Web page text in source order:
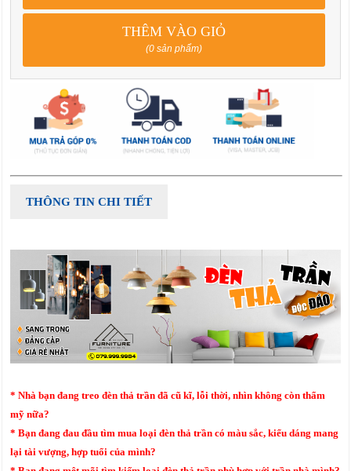
THÊM VÀO GIỎ
(0 sản phẩm)
THÔNG TIN CHI TIẾT
* Nhà bạn đang treo đèn thả trần đã cũ kĩ, lỗi thời, nhìn không còn thẩm
mỹ nữa?
* Bạn đang đau đầu tìm mua loại đèn thả trần có màu sắc, kiểu dáng mang
lại tài vượng, hợp tuổi của mình?